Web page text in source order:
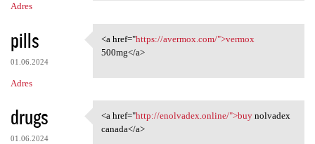
Adres
pills
01.06.2024
Adres
<a href="https://avermox.com/
<a href="https://avermox.com/">vermox
500mg</a>
drugs
01.06.2024
<a href="http://enolvadex
<a href="http://enolvadex.online/">buynolvadex
canada</a>